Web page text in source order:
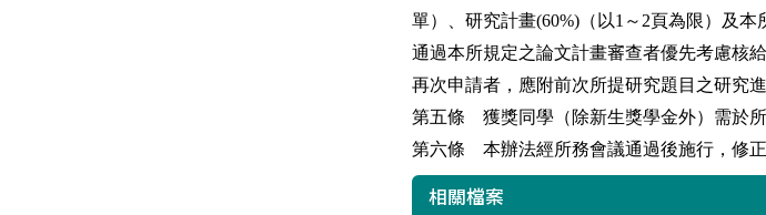
單）、研究計畫(60%) （以1 ～ 2頁為限）及本
通過本所規定之論文計畫審查者優先考慮核給
再次申請者，應附前次所提研究題目之研究進
第五條 獲獎同學（除新生獎學金外）需於
第六條 本辦法經所務會議通過後施行，修正
相關檔案